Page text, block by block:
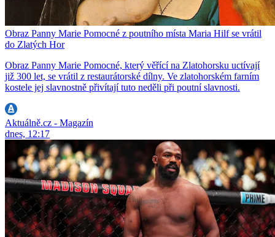
Obraz Panny Marie Pomocné z poutního místa Maria Hilf se vrátil
do Zlatých Hor
Obraz Panny Marie Pomocné, který věřící na Zlatohorsku uctívají
již 300 let, se vrátil z restaurátorské dílny. Ve zlatohorském farním
kostele jej slavnostně přivítají tuto neděli při poutní slavnosti.
Aktuálně.cz - Magazín
dnes, 12:17